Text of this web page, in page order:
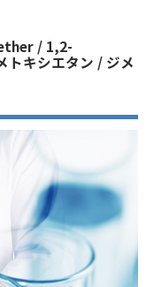
/ 1,2-
キシエタン / ジメ